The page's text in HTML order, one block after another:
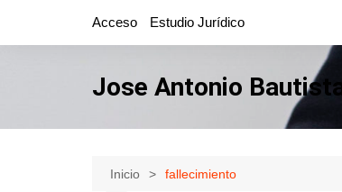
Acceso Estudio Jurídico
Jose Antonio Bautista
Inicio fallecimiento